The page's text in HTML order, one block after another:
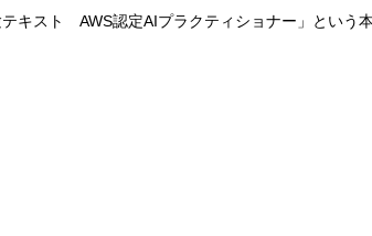
テキスト AWS認定AIプラクティショナー」という